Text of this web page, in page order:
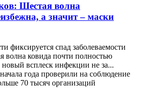
Шестая волна
а значит – маски
фиксируется спад заболеваемости
волна ковида почти полностью
всплеск инфекции не за...